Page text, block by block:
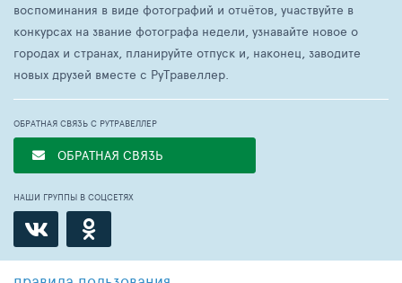
воспоминания в виде фотографий и отчётов, участвуйте в
конкурсах на звание фотографа недели, узнавайте новое о
городах и странах, планируйте отпуск и, наконец, заводите
новых друзей вместе с РуТравеллер.
ОБРАТНАЯ СВЯЗЬ С РУТРАВЕЛЛЕР
ОБРАТНАЯ СВЯЗЬ
НАШИ ГРУППЫ В СОЦСЕТЯХ